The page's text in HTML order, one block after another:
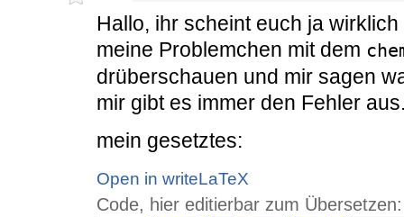
Hallo, ihr scheint euch ja
meine Problemchen mit dem
drüberschauen und mir sagen
mir gibt es immer den Fehler
mein gesetztes:
Open in writeLaTeX
Code, hier editierbar zum Übersetzen: